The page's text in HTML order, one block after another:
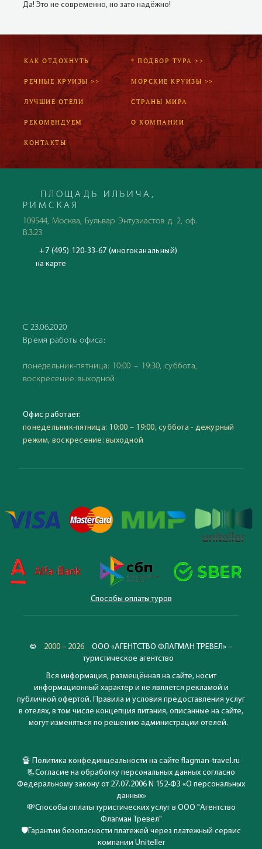
Да! Это не современно, но зато надёжно!
КАК ОТДОХНУТЬ * ПОДБОР ТУРА >>
РЕЧНЫЕ КРУИЗЫ >> МОРСКИЕ КРУИЗЫ >>
ЛУЧШИЕ ОТЕЛИ СТРАНЫ МИРА
РЕКОМЕНДУЕМ О КОМПАНИИ
КОНТАКТЫ
ПЛОЩАДЬ ИЛЬИЧА,
РИМСКАЯ
109544, Москва, Бульвар Энтузиастов д. 2, оф.
В.3.23
+7 (495) 120-33-67 (многоканальный)
на карте
С 23.06.2020
Время работы офиса:
понедельник-пятница: 10:00 – 19:30, суббота,
воскресение: выходной
Офис работает:
понедельник-пятница: 10:00 – 19:00, суббота - дежурный
режим, воскресение: выходной
Способы оплаты туров
© 2000 – 2026
ООО «АГЕНТСТВО ФЛАГМАН ТРЕВЕЛ» –
туристическое агентство
Вся информация, размещённая на сайте, носит
информационный характер и не является рекламой и
публичной офертой. Правила и условия предоставления услуг
в отелях, в том числе концепция питания, описанные на сайте,
могут изменяться по решению администрации отелей.
🔏 Политика конфединцеальности на сайте flagman-travel.ru
📃Согласие на обработку персональных данных согласно
Федеральному закону от 27.07.2006 N 152-ФЗ «О персональных
данных»
💸Способы оплаты туристических услуг в ООО "Агентство
Флагман Тревел"
🛡️Гарантии безопасности платежей через платежный сервис
компании Uniteller